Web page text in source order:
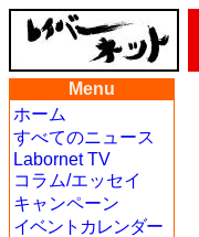
Menu
ホーム
すべてのニュース
Labornet TV
コラム/エッセイ
キャンペーン
イベントカレンダー